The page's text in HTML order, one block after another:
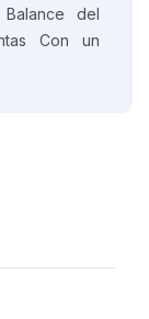
del
Con un